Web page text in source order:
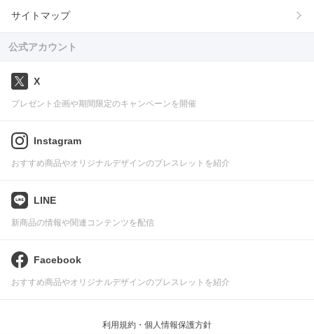
サイトマップ
公式アカウント
X
プレゼント企画や期間限定のキャンペーンを開催
Instagram
おすすめ商品やオリジナルデザインのブレスレットを紹介
LINE
新商品の情報や関連コンテンツを配信
Facebook
おすすめ商品やオリジナルデザインのブレスレットを紹介
利用規約・個人情報保護方針